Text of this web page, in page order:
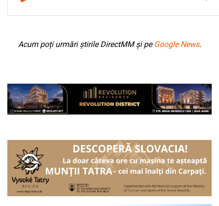
Acum poți urmări știrile DirectMM și pe Google News.